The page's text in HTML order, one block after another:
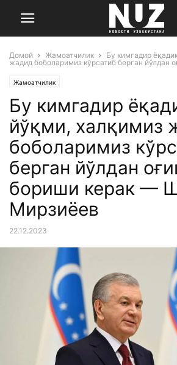
Домой Жамоатчилик
Бу кимгадир
жадид боболаримиз кўрсатиб берган йўлдан
Жамоатчилик
Бу кимгадир
йўқми, халқимиз
боболаримиз
берган йўлдан
бориши керак —
Мирзиёев
22.12.2023